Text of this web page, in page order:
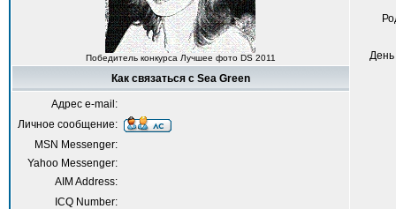
Победитель конкурса Лучшее фото DS 2011
Как связаться с Sea Green
Адрес e-mail:
Личное сообщение:
MSN Messenger:
Yahoo Messenger:
AIM Address:
ICQ Number: